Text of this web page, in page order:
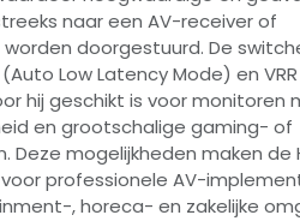
naar een AV-receiver of
doorgestuurd. De
Low Latency Mode) en
hij geschikt is voor monitoren
en grootschalige gaming- of
mogelijkheden maken de
professionele AV-
, horeca- en zakelijke